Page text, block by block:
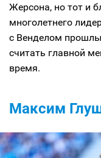
Жерсона, но тот и
многолетнего
с Венделом
считать главной
время.
Максим